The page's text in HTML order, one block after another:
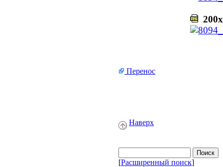
Перенос
Наверх
[Расширенный поиск]